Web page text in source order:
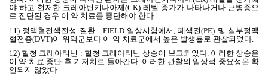
야 하고 현저한 크레아틴키나아제(CK) 레벨 증가가 나타나거나 근병증으
로 진단된 경우 이 약 치료를 중단해야 한다.
11) 정맥혈전색전성 질환: FIELD 임상시험에서 ,폐색전(PE) 및 심부정맥
혈전증(DVT)이 위약군보다 이 약 치료군에서 높은 발생률로 관찰되었다
12) 혈청 크레아티닌 : 혈청 크레아티닌 상승이 보고되었다. 이러한 상승은
이 약 치료 중단 후 기저치로 돌아간다. 이러한 관찰의 임상적 중요성은 확
인되지 않았다.